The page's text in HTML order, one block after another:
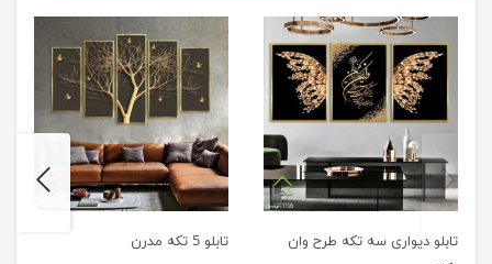
تابلو دیواری سه تکه طرح وان
تابلو 5 تکه مدرن
previus